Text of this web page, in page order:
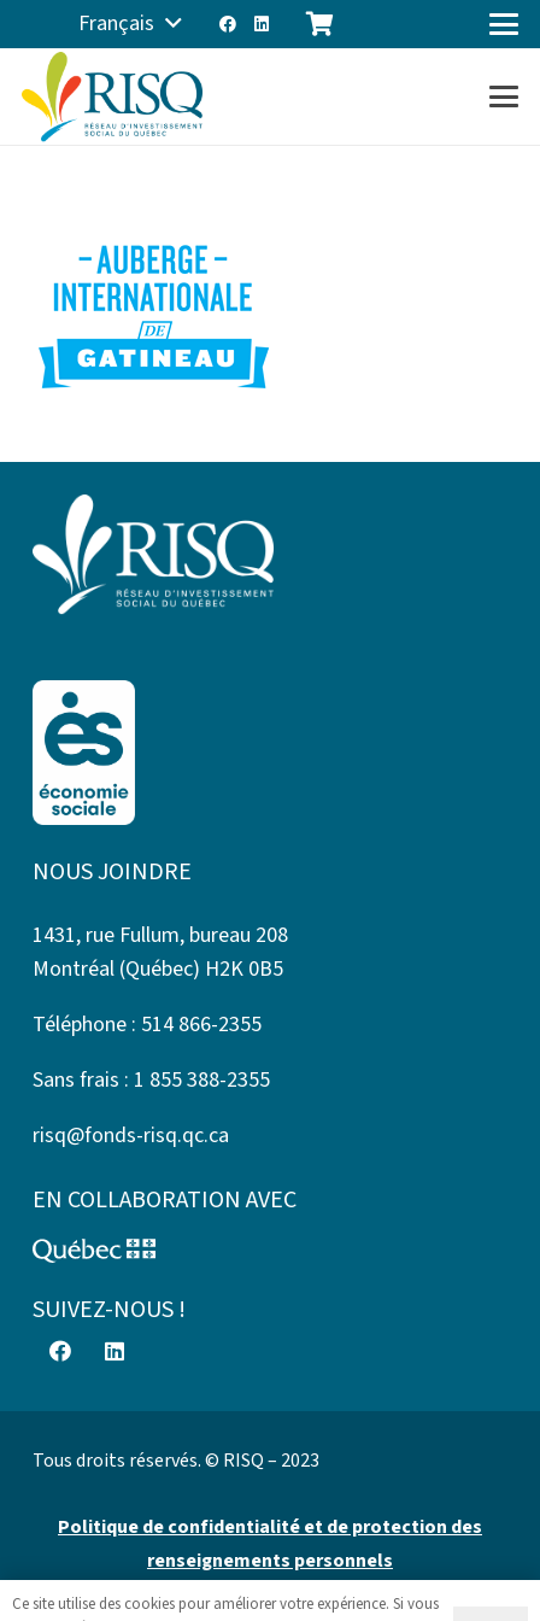
Français
NOUS JOINDRE
1431, rue Fullum, bureau 208
Montréal (Québec) H2K 0B5
Téléphone : 514 866-2355
Sans frais : 1 855 388-2355
risq@fonds-risq.qc.ca
EN COLLABORATION AVEC
SUIVEZ-NOUS !
Tous droits réservés. © RISQ – 2023
Politique de confidentialité et de protection des
renseignements personnels
Ce site utilise des cookies pour améliorer votre expérience. Si vous